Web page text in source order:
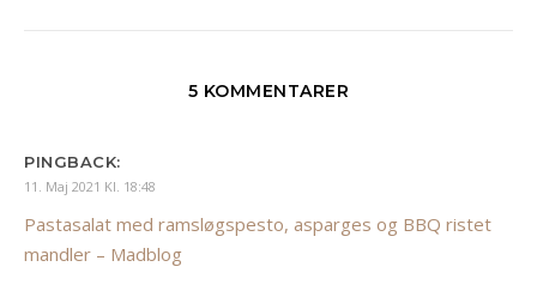
5 KOMMENTARER
PINGBACK:
11. Maj 2021 Kl. 18:48
Pastasalat med ramsløgspesto, asparges og BBQ ristet
mandler – Madblog